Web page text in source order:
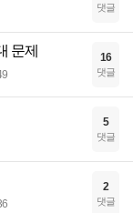
댓글
문제 16
댓글
5
댓글
2
댓글